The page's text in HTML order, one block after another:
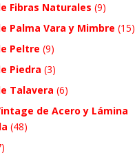
Fibras Naturales (9)
Palma Vara y Mimbre (15)
Peltre (9)
Piedra (3)
Talavera (6)
de Acero y Lámina
(48)